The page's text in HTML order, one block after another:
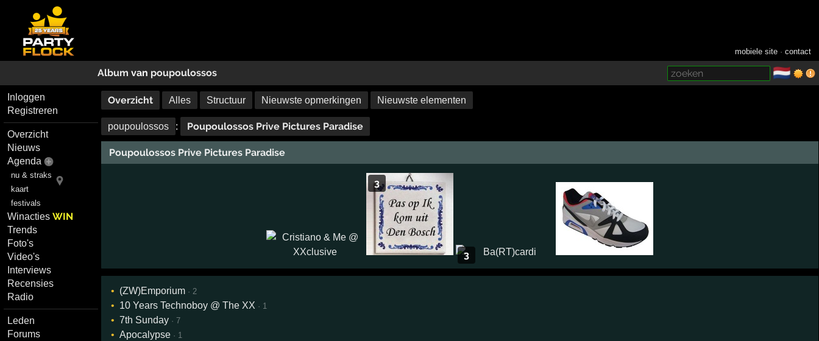
mobiele site ·contact
Album van poupoulossos 🇳🇱
Inloggen
Registreren
Overzicht
Nieuws
Agenda
nu & straks
kaart
festivals
WinactiesWIN
Trends
Foto's
Video's
Interviews
Recensies
Radio
Leden
Forums
Overzicht Alles Structuur Nieuwste opmerkingen Nieuwste elementen
poupoulossos : Poupoulossos Prive Pictures Paradise
Poupoulossos Prive Pictures Paradise
3
3
(ZW)Emporium · 2
10 Years Technoboy @ The XX · 1
7th Sunday · 7
Apocalypse · 1